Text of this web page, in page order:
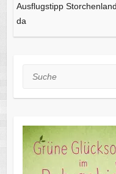
Ausflugstipp
da
Suche